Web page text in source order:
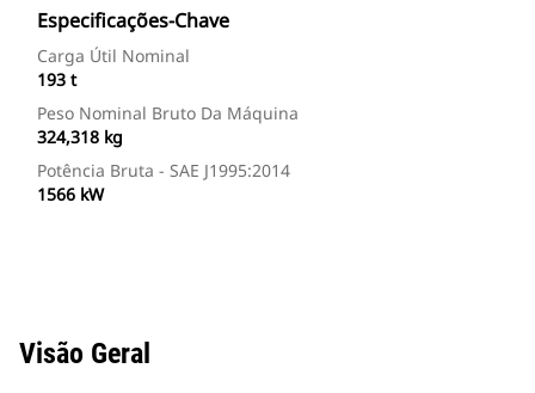
Especificações-Chave
Carga Útil Nominal
193 t
Peso Nominal Bruto Da Máquina
324,318 kg
Potência Bruta - SAE J1995:2014
1566 kW
Visão Geral